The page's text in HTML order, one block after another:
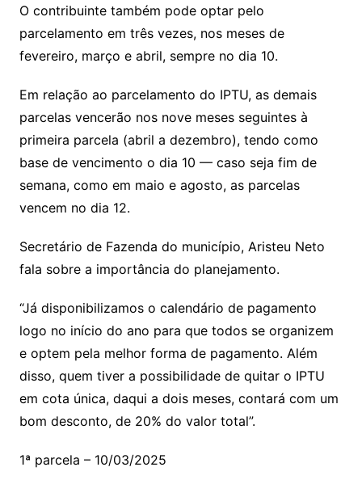
O contribuinte também pode optar pelo
parcelamento em três vezes, nos meses de
fevereiro, março e abril, sempre no dia 10.
Em relação ao parcelamento do IPTU, as demais
parcelas vencerão nos nove meses seguintes à
primeira parcela (abril a dezembro), tendo como
base de vencimento o dia 10 — caso seja fim de
semana, como em maio e agosto, as parcelas
vencem no dia 12.
Secretário de Fazenda do município, Aristeu Neto
fala sobre a importância do planejamento.
“Já disponibilizamos o calendário de pagamento
logo no início do ano para que todos se organizem
e optem pela melhor forma de pagamento. Além
disso, quem tiver a possibilidade de quitar o IPTU
em cota única, daqui a dois meses, contará com um
bom desconto, de 20% do valor total”.
1ª parcela – 10/03/2025